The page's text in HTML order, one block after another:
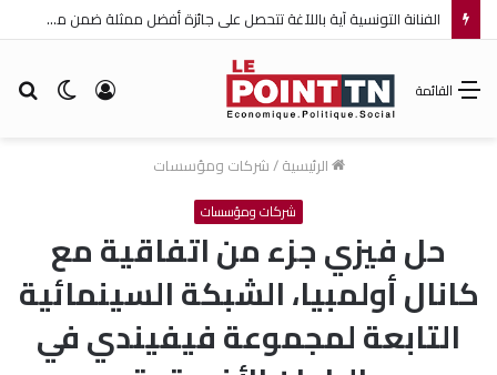
الفنانة التونسية آية باللآغة تتحصل على جائزة أفضل ممثلة ضمن مهرجان عمان السينمائي الدولي
الوضع تسجيل
القائمة
الرئيسية/شركات ومؤسسات
شركات ومؤسسات
حل فيزي جزء من اتفاقية مع
كانال أولمبيا، الشبكة السينمائية
التابعة لمجموعة فيفيندي في